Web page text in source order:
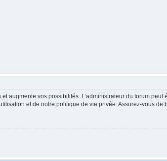
augmente vos possibilités. L’administrateur du forum
et de notre politique de vie privée. Assurez-vous de